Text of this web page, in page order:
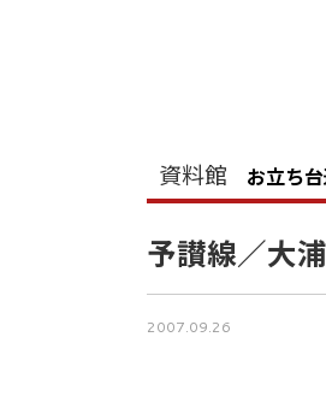
資料館 お立ち
予讃線／大
2007.09.26